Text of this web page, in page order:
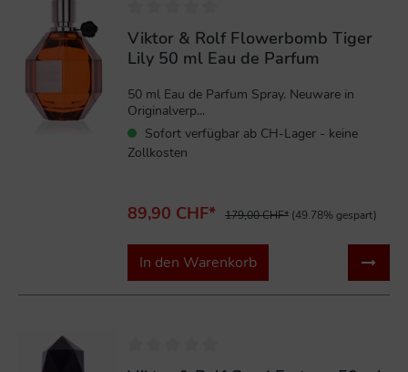
Viktor & Rolf Flowerbomb Tiger
Lily 50 ml Eau de Parfum
50 ml Eau de Parfum Spray. Neuware in
Originalverp...
Sofort verfügbar ab CH-Lager - keine
Zollkosten
89,90 CHF* 179,00 CHF* (49.78% gespart)
In den Warenkorb